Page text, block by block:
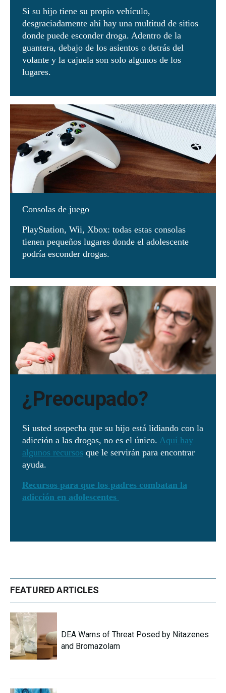
Si su hijo tiene su propio vehículo,
desgraciadamente ahí hay una multitud de sitios
donde puede esconder droga. Adentro de la
guantera, debajo de los asientos o detrás del
volante y la cajuela son solo algunos de los
lugares.
Consolas de juego
PlayStation, Wii, Xbox: todas estas consolas
tienen pequeños lugares donde el adolescente
podría esconder drogas.
¿Preocupado?
Si usted sospecha que su hijo está lidiando con la
adicción a las drogas, no es el único. Aquí hay
algunos recursos que le servirán para encontrar
ayuda.
Recursos para que los padres combatan la
adicción en adolescentes
FEATURED ARTICLES
DEA Warns of Threat Posed by Nitazenes
and Bromazolam